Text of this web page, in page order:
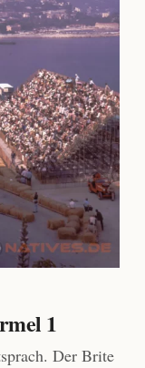
1
Der Brite